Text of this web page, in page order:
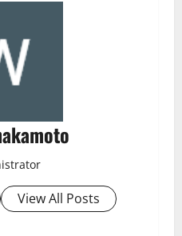
View All Posts